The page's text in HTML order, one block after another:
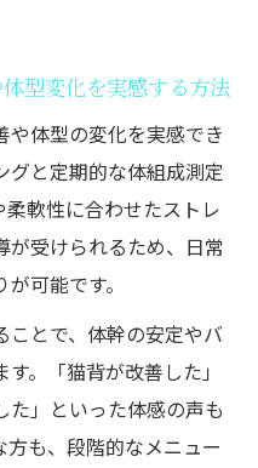
型変化を実感する方法
や体型の変化を実感でき
グと定期的な体組成測定
軟性に合わせたストレ
が受けられるため、日常
可能です。
ことで、体幹の安定やバ
。「猫背が改善した」
た」といった体感の声も
も、段階的なメニュー